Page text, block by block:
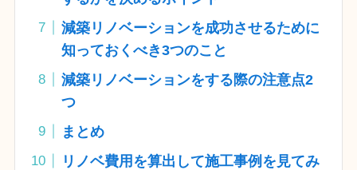
減築リノベーションを成功させるために
知っておくべき3つのこと
減築リノベーションをする際の注意点2
つ
まとめ
リノベ費用を算出して施工事例を見てみ